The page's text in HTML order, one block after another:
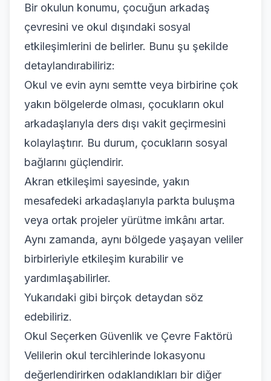
Bir okulun konumu, çocuğun arkadaş
çevresini ve okul dışındaki sosyal
etkileşimlerini de belirler. Bunu şu şekilde
detaylandırabiliriz:
Okul ve evin aynı semtte veya birbirine çok
yakın bölgelerde olması, çocukların okul
arkadaşlarıyla ders dışı vakit geçirmesini
kolaylaştırır. Bu durum, çocukların sosyal
bağlarını güçlendirir.
Akran etkileşimi sayesinde, yakın
mesafedeki arkadaşlarıyla parkta buluşma
veya ortak projeler yürütme imkânı artar.
Aynı zamanda, aynı bölgede yaşayan veliler
birbirleriyle etkileşim kurabilir ve
yardımlaşabilirler.
Yukarıdaki gibi birçok detaydan söz
edebiliriz.
Okul Seçerken Güvenlik ve Çevre Faktörü
Velilerin okul tercihlerinde lokasyonu
değerlendirirken odaklandıkları bir diğer